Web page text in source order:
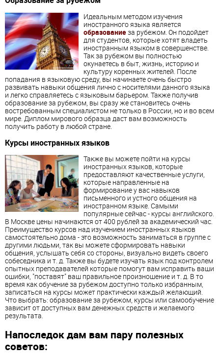
Идеальным методом изучения
иностранного языка является
образованиеза рубежом. Он подойдет
для студентов, которые хотят владеть
иностранным языком в совершенстве.
Так за рубежом вы полностью
окунаетесь в быт, жизнь, историю и
культуру коренных жителей. После
попадания в языковую среду, вы начинаете очень быстро
развивать навыки общения лично с носителями данного языка
и легко справляетесь с языковым барьером. Также получив
образование за рубежом, вы сразу же становитесь очень
востребованным специалистом не только в России, но и во всем
мире. Диплом мирового образца даст вам возможность
получить работу в любой стране.
Курсы иностранных языков
Также вы можете пойти на курсы
иностранных языков, которые
предоставляют качественные услуги,
которые направленные на
формирование у вас навыков
письменного и устного общения на
иностранном языке. Самыми
популярные сейчас - курсы английского.
В Москве цены начинаются от 400 рублей за академический час.
Преимущество курсов над изучением иностранных языков
самостоятельно дома - это возможность заниматься в группе с
другими людьми, так вы можете сформировать навыки
общения, услышать себя со стороны, визуально видеть своего
собеседника и т. д. Также вы будете изучать язык под контролем
опытных преподавателей которые помогут вам исправить ваши
ошибки, "поставят" ваш правильное произношение и т. д. В то
время как обучение за рубежом доступно только избранным,
записаться на курсы может практически каждый желающий.
Что выбрать: образование за рубежом, курсы или самообучение
зависит от доступных вам денежных средств и желаемого
результата.
Напоследок дам вам пару полезных
советов: